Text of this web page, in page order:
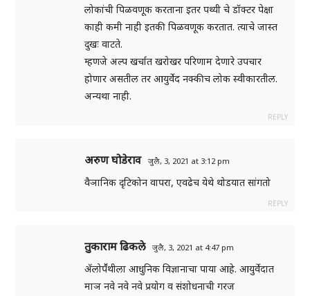
लोकांची पिळवणूक करताना इतर पथ्यी चे डॉक्टर पेक्षा
काही कमी नाही इतकी पिळवणूक करतात. त्याचे जास्त
दुखः वाटते.
म्हणजे अल्प खर्चात खरोखर परिणाम देणारे उपचार
होणार असतील तर आयुर्वेद नक्कीच लोक स्वीकारतील.
अन्यथा नाही.
REPLY
अरुण घोडेराव जुलै, 3, 2021 at 3:12 pm
वैञानिक दृटिकोन वापरा, एवढेच येथे थोडयात सांगतो
REPLY
तुकाराम ढिकले जुलै, 3, 2021 at 4:47 pm
ॲलोपॕथीला आधुनिक विज्ञानाचा पाया आहे. आयुर्वेदात
माञ नवे नवे नवे प्रयोग व संशोधनाची गरज